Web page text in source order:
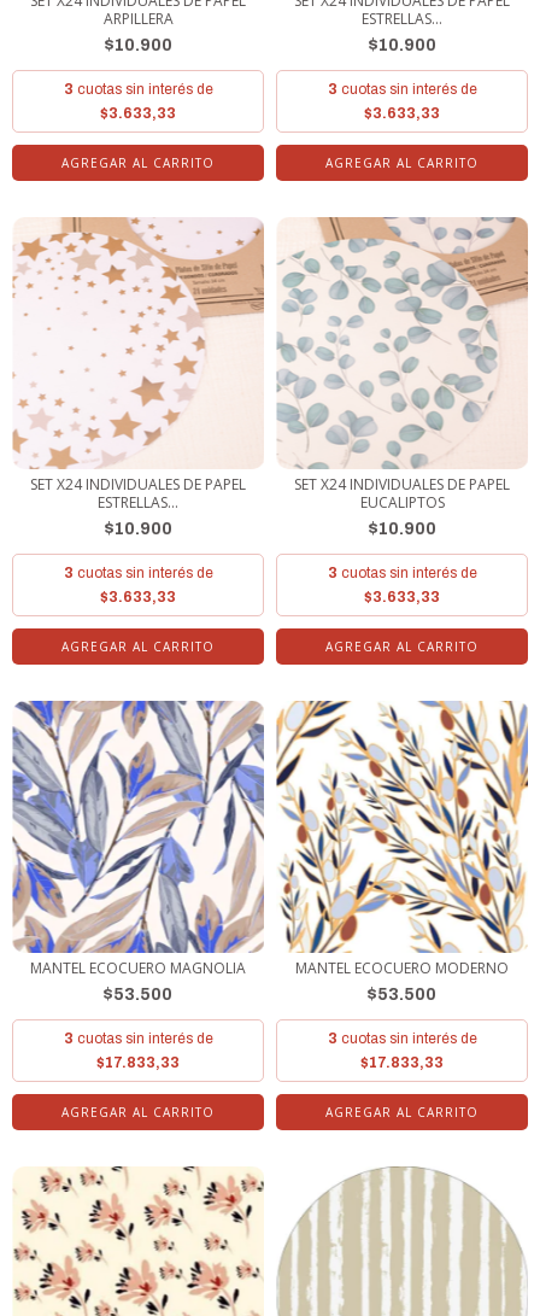
ARPILLERA
$10.900
3 cuotas sin interés de
$3.633,33
ESTRELLAS...
$10.900
3 cuotas sin interés de
$3.633,33
SET X24 INDIVIDUALES DE PAPEL
ESTRELLAS...
$10.900
3 cuotas sin interés de
$3.633,33
SET X24 INDIVIDUALES DE PAPEL
EUCALIPTOS
$10.900
3 cuotas sin interés de
$3.633,33
MANTEL ECOCUERO MAGNOLIA
$53.500
3 cuotas sin interés de
$17.833,33
AGREGAR AL CARRITO
MANTEL ECOCUERO MODERNO
$53.500
3 cuotas sin interés de
$17.833,33
AGREGAR AL CARRITO